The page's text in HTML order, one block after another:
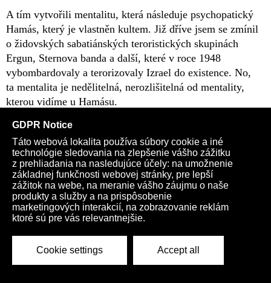
A tím vytvořili mentalitu, která následuje psychopatický
Hamás, který je vlastněn kultem. Již dříve jsem se zmínil
o židovských sabatiánských teroristických skupinách
Ergun, Sternova banda a další, které v roce 1948
vybombardovaly a terorizovaly Izrael do existence. No,
ta mentalita je nedělitelná, nerozlišitelná od mentality,
kterou vidíme u Hamásu.
Máme podle všeho dvě strany. Ve skutečnosti však jednu
stranu. Které proti sobě bojují, získává jiné lidi, aby za
ně bojovali, čímž umožňuje vyvražďování židovských
civilistů, a Hamás ví, že toto vyvražďování povede k
vyvražďování palestinských civilistů. Je to jedna a tatáž
strana, dámy a pánové. A to se děje po celém světě
neustále. Vidíte různé strany, vidíte různé skupiny.
Ale je to stejná agenda. Stejná psychopatie, stejné zlo,
které lze vidět na veřejnosti, a my, prosím, my jako
lidská rasa musíme začít vidět, že naši takzvaní zatracení